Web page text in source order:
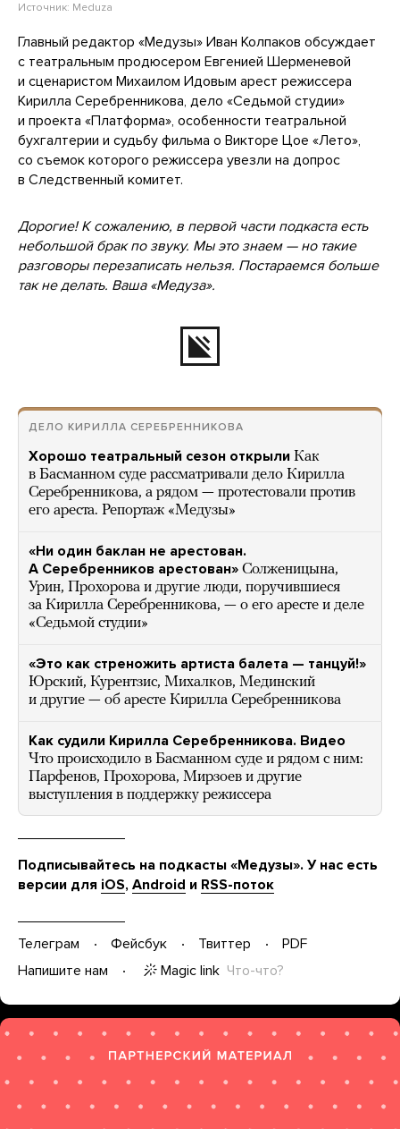
Источник: Meduza
Главный редактор «Медузы» Иван Колпаков обсуждает
с театральным продюсером Евгенией Шерменевой
и сценаристом Михаилом Идовым арест режиссера
Кирилла Серебренникова, дело «Седьмой студии»
и проекта «Платформа», особенности театральной
бухгалтерии и судьбу фильма о Викторе Цое «Лето»,
со съемок которого режиссера увезли на допрос
в Следственный комитет.
Дорогие! К сожалению, в первой части подкаста есть
небольшой брак по звуку. Мы это знаем — но такие
разговоры перезаписать нельзя. Постараемся больше
так не делать. Ваша «Медуза».
ДЕЛО КИРИЛЛА СЕРЕБРЕННИКОВА
Хорошо театральный сезон открыли Как
в Басманном суде рассматривали дело Кирилла
Серебренникова, а рядом — протестовали против
его ареста. Репортаж «Медузы»
«Ни один баклан не арестован.
А Серебренников арестован» Солженицына,
Урин, Прохорова и другие люди, поручившиеся
за Кирилла Серебренникова, — о его аресте и деле
«Седьмой студии»
«Это как стреножить артиста балета — танцуй!»
Юрский, Курентзис, Михалков, Мединский
и другие — об аресте Кирилла Серебренникова
Как судили Кирилла Серебренникова. Видео
Что происходило в Басманном суде и рядом с ним:
Парфенов, Прохорова, Мирзоев и другие
выступления в поддержку режиссера
Подписывайтесь на подкасты «Медузы». У нас есть
версии для iOS, Android и RSS-поток
Телеграм Фейсбук Твиттер
PDF
Напишите нам
Magic link Что-что?